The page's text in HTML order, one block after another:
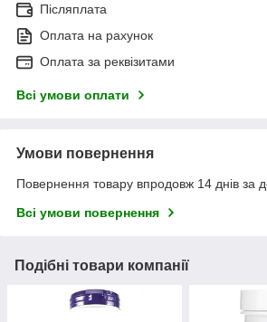
Післяплата
Оплата на рахунок
Оплата за реквізитами
Всі умови оплати
Умови повернення
Повернення товару впродовж 14 днів за
Всі умови повернення
Подібні товари компанії